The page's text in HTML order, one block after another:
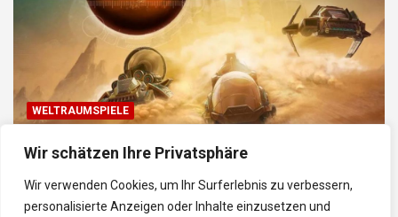
Wir schätzen Ihre Privatsphäre
Wir verwenden Cookies, um Ihr Surferlebnis zu verbessern,
personalisierte Anzeigen oder Inhalte einzusetzen und
WELTRAUMSPIELE
Top Weltraum-Browser-Spiele: Erkunde, baue